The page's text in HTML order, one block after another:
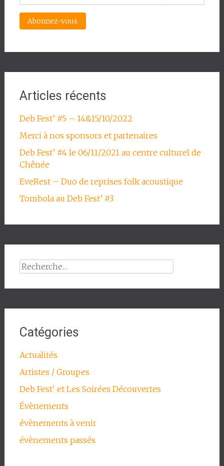
Articles récents
Deb Fest’ #5 – 14&15/10/2022
Merci à nos sponsors et partenaires
Deb Fest’ #4 le 06/11/2021 au centre culturel de
Chênée
EveRest – Duo de reprises folk acoustique
Tombola au Deb Fest’ #3
Rechercher :
Catégories
Actualités
Artistes / Groupes
Deb Fest' et Les Soirées Découvertes
Évènements
évènements à venir
évènements passés